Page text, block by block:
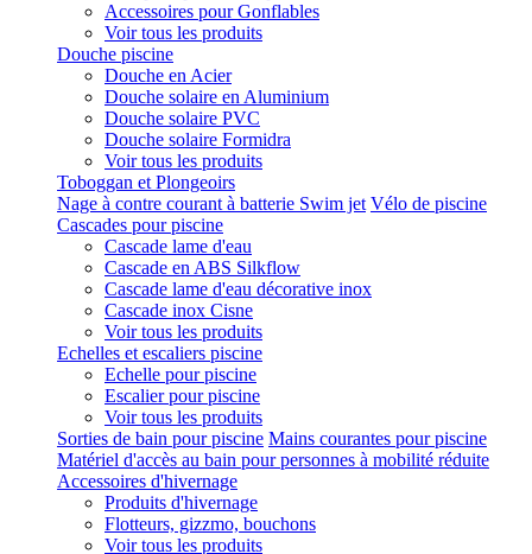
Accessoires pour Gonflables
Voir tous les produits
Douche piscine
Douche en Acier
Douche solaire en Aluminium
Douche solaire PVC
Douche solaire Formidra
Voir tous les produits
Toboggan et Plongeoirs
Nage à contre courant à batterie Swim jet Vélo de piscine
Cascades pour piscine
Cascade lame d'eau
Cascade en ABS Silkflow
Cascade lame d'eau décorative inox
Cascade inox Cisne
Voir tous les produits
Echelles et escaliers piscine
Echelle pour piscine
Escalier pour piscine
Voir tous les produits
Sorties de bain pour piscine Mains courantes pour piscine
Matériel d'accès au bain pour personnes à mobilité réduite
Accessoires d'hivernage
Produits d'hivernage
Flotteurs, gizzmo, bouchons
Voir tous les produits